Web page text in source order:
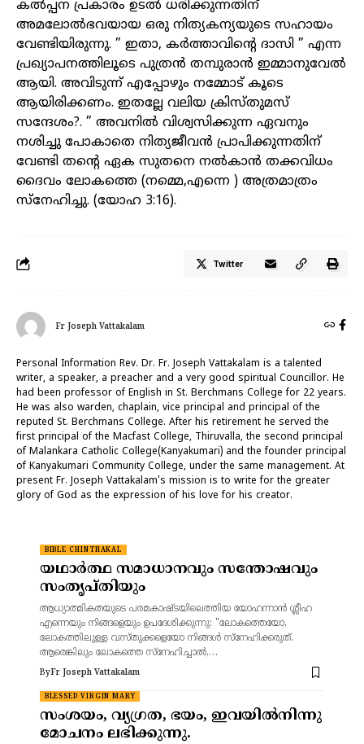
കൽപ്പന പ്രകാരം ഉടൽ ധരിക്കുന്നതിന്
അമലോൽഭവയായ ഒരു നിത്യകന്യയുടെ സഹായം
വേണ്ടിയിരുന്നു. ” ഇതാ, കർത്താവിന്റെ ദാസി ” എന്ന
പ്രഖ്യാപനത്തിലൂടെ പുത്രൻ തമ്പുരാൻ ഇമ്മാനുവേൽ
ആയി. അവിടുന്ന് എപ്പോഴും നമ്മോട് കൂടെ
ആയിരിക്കണം. ഇതല്ലേ വലിയ ക്രിസ്തുമസ്
സന്ദേശം?. ” അവനിൽ വിശ്വസിക്കുന്ന ഏവനും
നശിച്ചു പോകാതെ നിത്യജീവൻ പ്രാപിക്കുന്നതിന്
വേണ്ടി തന്റെ ഏക സുതനെ നൽകാൻ തക്കവിധം
ദൈവം ലോകത്തെ (നമ്മെ,എന്നെ ) അത്രമാത്രം
സ്നേഹിച്ചു. (യോഹ 3:16).
Twitter
Fr Joseph Vattakalam
Personal Information Rev. Dr. Fr. Joseph Vattakalam is a talented
writer, a speaker, a preacher and a very good spiritual Councillor. He
had been professor of English in St. Berchmans College for 22 years.
He was also warden, chaplain, vice principal and principal of the
reputed St. Berchmans College. After his retirement he served the
first principal of the Macfast College, Thiruvalla, the second principal
of Malankara Catholic College(Kanyakumari) and the founder principal
of Kanyakumari Community College, under the same management. At
present Fr. Joseph Vattakalam's mission is to write for the greater
glory of God as the expression of his love for his creator.
BIBLE CHINTHAKAL
യഥാർത്ഥ സമാധാനവും സന്തോഷവും
സംതൃപ്തിയും
ആധ്യാത്മികതയുടെ പരമകാഷ്ടയിലെത്തിയ യോഹന്നാൻ ശ്ലീഹ
എന്നെയും നിങ്ങളെയും ഉപദേശിക്കുന്നു: "ലോകത്തെയോ,
ലോകത്തിലുള്ള വസ്തുക്കളെയോ നിങ്ങൾ സ്നേഹിക്കരുത്.
ആരെങ്കിലും ലോകത്തെ സ്നേഹിച്ചാൽ,…
ByFr Joseph Vattakalam
BLESSED VIRGIN MARY
സംശയം, വ്യഗ്രത, ഭയം, ഇവയിൽനിന്നു
മോചനം ലഭിക്കുന്നു.